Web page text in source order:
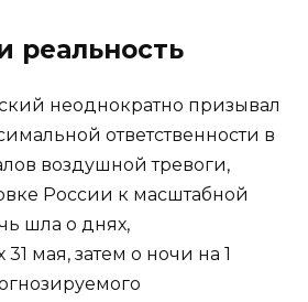
реальность
неоднократно призывал
ответственности в
воздушной тревоги,
России к масштабной
шла о днях,
мая, затем о ночи на 1